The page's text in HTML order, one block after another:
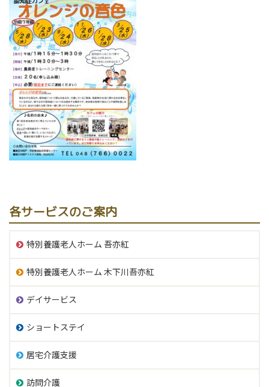
各サービスのご案内
特別養護老人ホーム 吾亦紅
特別養護老人ホーム 木下川吾亦紅
デイサービス
ショートステイ
居宅介護支援
訪問介護